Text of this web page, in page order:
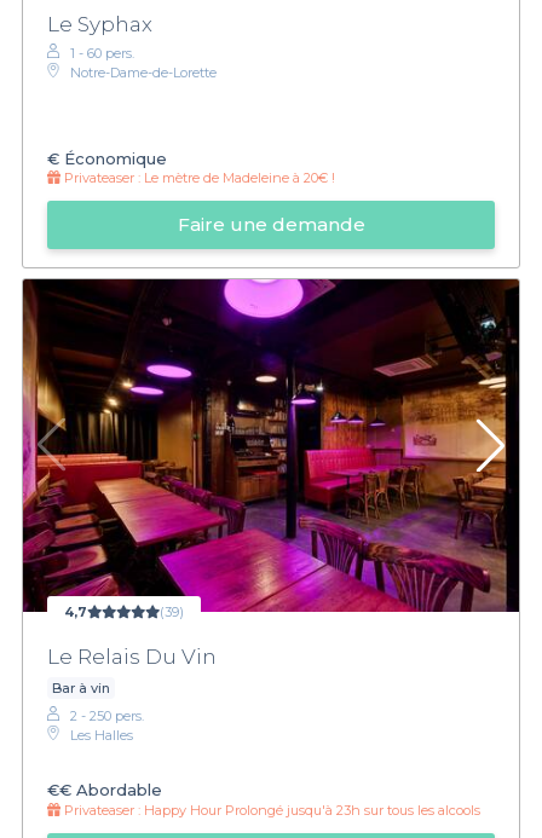
Le Syphax
1 - 60 pers.
Notre-Dame-de-Lorette
€ Économique
Privateaser : Le mètre de Madeleine à 20€ !
Faire une demande
4,7 (39)
Le Relais Du Vin
Bar à vin
2 - 250 pers.
Les Halles
€€ Abordable
Privateaser : Happy Hour Prolongé jusqu'à 23h sur tous les alcools